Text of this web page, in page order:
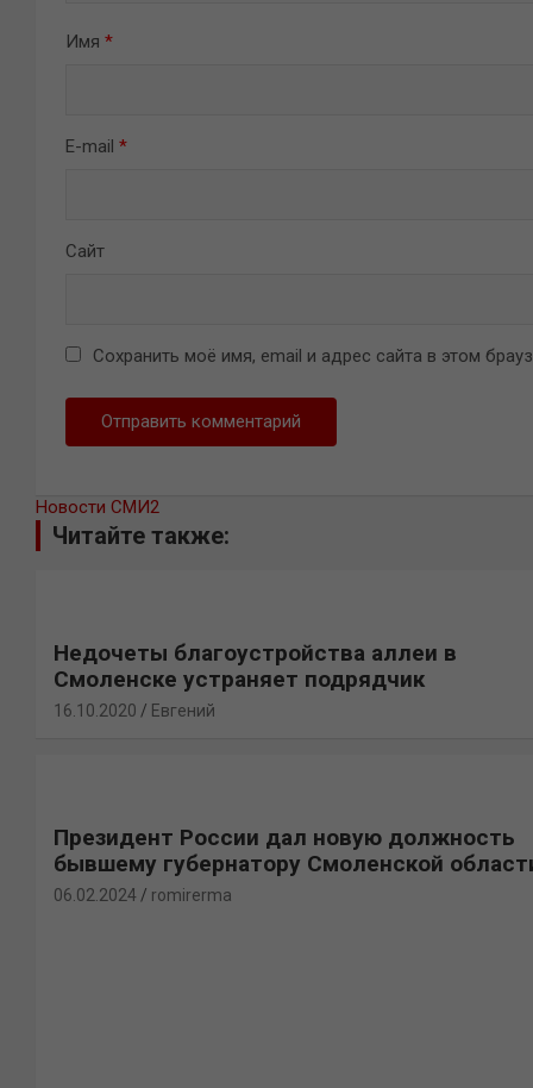
Имя *
E-mail *
Сайт
Сохранить моё имя, email и адрес сайта в этом
Новости СМИ2
Читайте также:
Недочеты благоустройства аллеи в
Смоленске устраняет подрядчик
16.10.2020 Евгений
Президент России дал новую должность
бывшему губернатору Смоленской
06.02.2024 romirerma